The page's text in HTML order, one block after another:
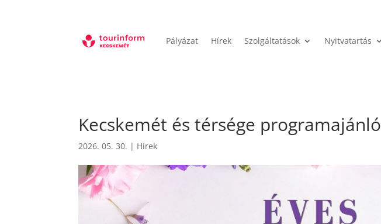
Pályázat Hírek Szolgáltatások Nyitvatartás
Kecskemét és térsége programajánló
2026. 05. 30. | Hírek